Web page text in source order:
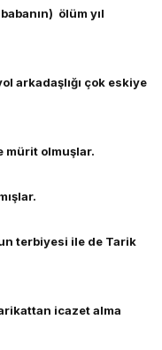
ölüm yıl
arkadaşlığı çok eskiye
mürit olmuşlar.
terbiyesi ile de Tarik
icazet alma